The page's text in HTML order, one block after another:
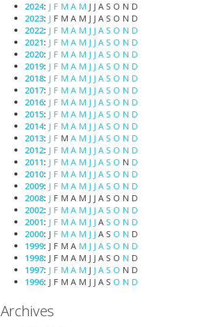
2024: J F M A M J J A S O N D
2023: J F M A M J J A S O N D
2022: J F M A M J J A S O N D
2021: J F M A M J J A S O N D
2020: J F M A M J J A S O N D
2019: J F M A M J J A S O N D
2018: J F M A M J J A S O N D
2017: J F M A M J J A S O N D
2016: J F M A M J J A S O N D
2015: J F M A M J J A S O N D
2014: J F M A M J J A S O N D
2013: J F M A M J J A S O N D
2012: J F M A M J J A S O N D
2011: J F M A M J J A S O N D
2010: J F M A M J J A S O N D
2009: J F M A M J J A S O N D
2008: J F M A M J J A S O N D
2002: J F M A M J J A S O N D
2001: J F M A M J J A S O N D
2000: J F M A M J J A S O N D
1999: J F M A M J J A S O N D
1998: J F M A M J J A S O N D
1997: J F M A M J J A S O N D
1996: J F M A M J J A S O N D
Archives